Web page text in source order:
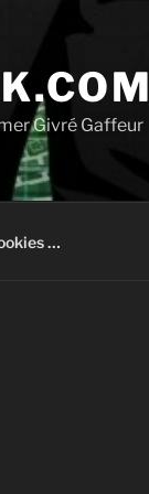
Givré Gaffeur
…